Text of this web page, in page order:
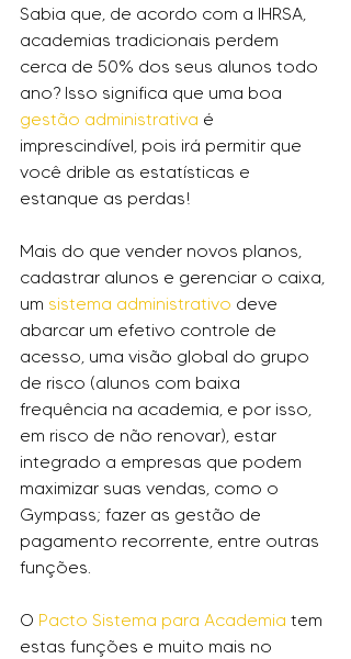
Sabia que, de acordo com a IHRSA,
academias tradicionais perdem
cerca de 50% dos seus alunos todo
ano? Isso significa que uma boa
gestão administrativa é
imprescindível, pois irá permitir que
você drible as estatísticas e
estanque as perdas!
Mais do que vender novos planos,
cadastrar alunos e gerenciar o caixa,
um sistema administrativo deve
abarcar um efetivo controle de
acesso, uma visão global do grupo
de risco (alunos com baixa
frequência na academia, e por isso,
em risco de não renovar), estar
integrado a empresas que podem
maximizar suas vendas, como o
Gympass; fazer as gestão de
pagamento recorrente, entre outras
funções.
O Pacto Sistema para Academia tem
estas funções e muito mais no